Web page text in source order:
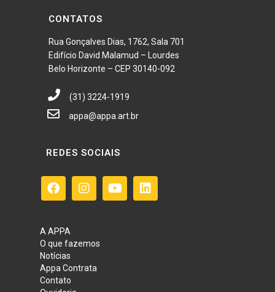
CONTATOS
Rua Gonçalves Dias, 1762, Sala 701
Edifício David Malamud – Lourdes
Belo Horizonte – CEP 30140-092
(31) 3224-1919
appa@appa.art.br
REDES SOCIAIS
A APPA
O que fazemos
Notícias
Appa Contrata
Contato